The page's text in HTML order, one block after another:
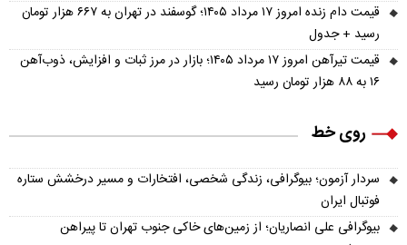
قیمت دام زنده امروز ۱۷ مرداد ۱۴۰۵؛ گوسفند در تهران به ۶۶۷ هزار تومان
رسید + جدول
قیمت تیرآهن امروز ۱۷ مرداد ۱۴۰۵؛ بازار در مرز ثبات و افزایش، ذوب‌آهن
۱۶ به ۸۸ هزار تومان رسید
روی خط
سردار آزمون؛ بیوگرافی، زندگی شخصی، افتخارات و مسیر درخشش ستاره
فوتبال ایران
بیوگرافی علی انصاریان؛ از زمین‌های خاکی جنوب تهران تا پیراهن